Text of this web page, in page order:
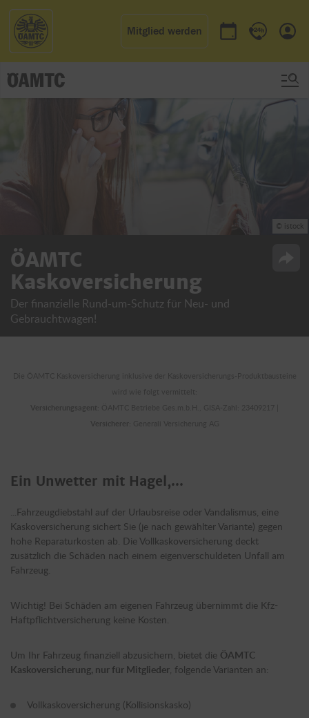
Mitglied werden
Termin buchen
Kontakt &
© istock
ÖAMTC
Kaskoversicherung
Der finanzielle Rund-um-Schutz für Neu- und
Gebrauchtwagen!
Ein Unwetter mit Hagel,...
...Fahrzeugdiebstahl auf der Urlaubsreise oder Vandalismus, eine
Kaskoversicherung sichert Sie (je nach gewählter Variante) gegen
hohe Reparaturkosten ab. Die Vollkaskoversicherung deckt
zusätzlich die Schäden nach einem eigenverschuldeten Unfall am
Fahrzeug.
Wichtig! Bei Schäden am eigenen Fahrzeug übernimmt die Kfz-
Haftpflichtversicherung keine Kosten.
Um Ihr Fahrzeug finanziell abzusichern, bietet die ÖAMTC
Kaskoversicherung, nur für Mitglieder, folgende Varianten an:
Vollkaskoversicherung (Kollisionskasko)